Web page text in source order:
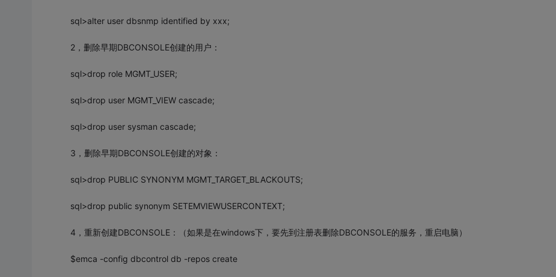
sql>alter user dbsnmp identified by xxx;
2，删除早期DBCONSOLE创建的用户：
sql>drop role MGMT_USER;
sql>drop user MGMT_VIEW cascade;
sql>drop user sysman cascade;
3，删除早期DBCONSOLE创建的对象：
sql>drop PUBLIC SYNONYM MGMT_TARGET_BLACKOUTS;
sql>drop public synonym SETEMVIEWUSERCONTEXT;
4，重新创建DBCONSOLE：（如果是在windows下，要先到注册表删除DBCONSOLE的服务，重启电脑）
$emca -config dbcontrol db -repos create